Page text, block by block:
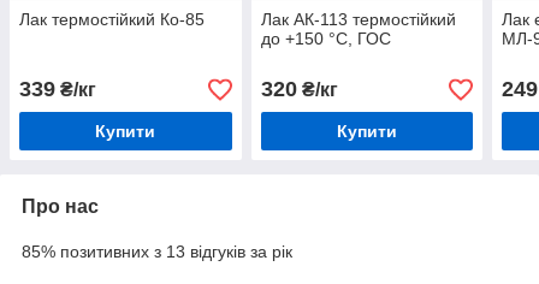
Лак термостійкий Ко-85
339 ₴/кг
Купити
Лак АК-113 термостійкий
до +150 °C, ГОС
320₴/кг
Купити
Лак
МЛ-
249
Про нас
85% позитивних з 13 відгуків за рік